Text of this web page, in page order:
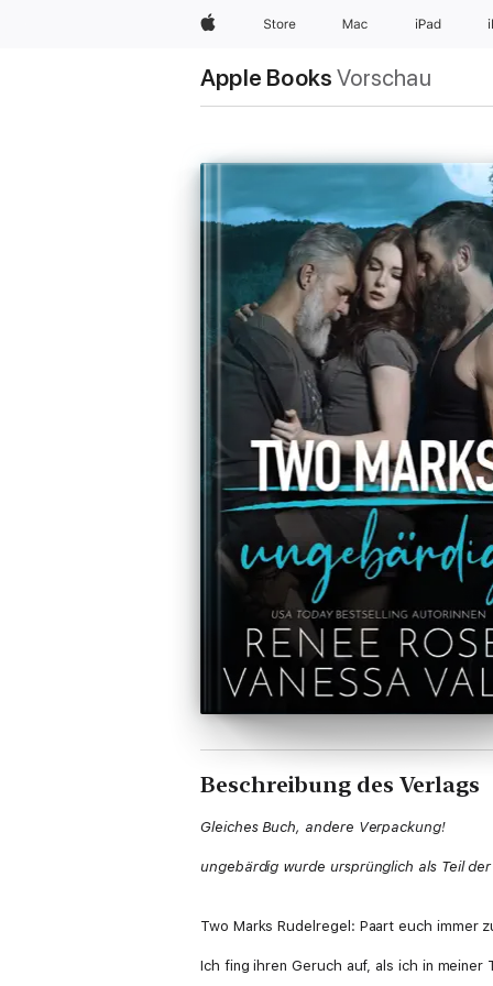
Apple Store Mac iPad
Apple Books Vorschau
Beschreibung des Verlags
Gleiches Buch, andere Verpackung!
ungebärdig wurde ursprünglich als Teil
Two Marks Rudelregel: Paart euch immer
Ich fing ihren Geruch auf, als ich in